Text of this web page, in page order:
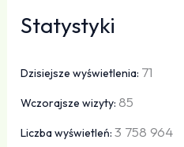
Statystyki
Dzisiejsze wyświetlenia: 71
Wczorajsze wizyty: 85
Liczba wyświetleń:3 758 964